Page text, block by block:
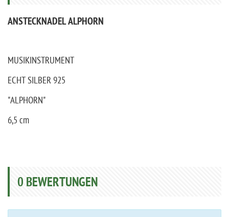
ANSTECKNADEL ALPHORN
MUSIKINSTRUMENT
ECHT SILBER 925
"ALPHORN"
6,5 cm
0 BEWERTUNGEN